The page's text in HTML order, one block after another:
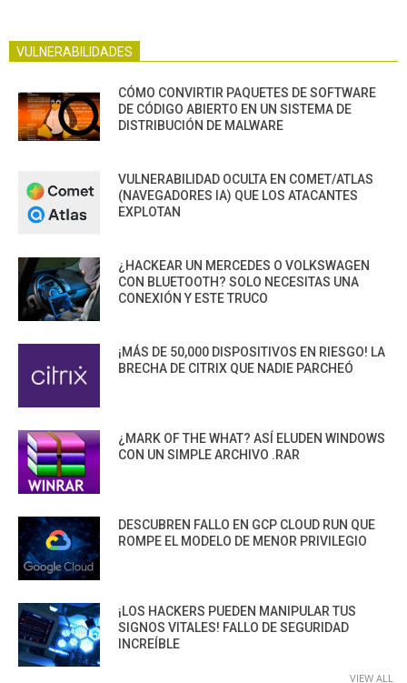
VULNERABILIDADES
CÓMO CONVIRTIR PAQUETES DE SOFTWARE
DE CÓDIGO ABIERTO EN UN SISTEMA DE
DISTRIBUCIÓN DE MALWARE
VULNERABILIDAD OCULTA EN COMET/ATLAS
(NAVEGADORES IA) QUE LOS ATACANTES
EXPLOTAN
¿HACKEAR UN MERCEDES O VOLKSWAGEN
CON BLUETOOTH? SOLO NECESITAS UNA
CONEXIÓN Y ESTE TRUCO
¡MÁS DE 50,000 DISPOSITIVOS EN RIESGO! LA
BRECHA DE CITRIX QUE NADIE PARCHEÓ
¿MARK OF THE WHAT? ASÍ ELUDEN WINDOWS
CON UN SIMPLE ARCHIVO .RAR
DESCUBREN FALLO EN GCP CLOUD RUN QUE
ROMPE EL MODELO DE MENOR PRIVILEGIO
¡LOS HACKERS PUEDEN MANIPULAR TUS
SIGNOS VITALES! FALLO DE SEGURIDAD
INCREÍBLE
VIEW ALL